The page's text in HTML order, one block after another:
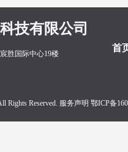
技有限公司
首
胜国际中心19楼
Rights Reserved. 服务声明 鄂ICP备